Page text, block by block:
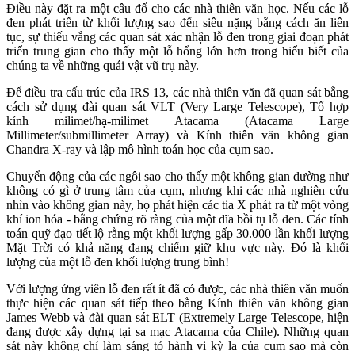
Điều này đặt ra một câu đố cho các nhà thiên văn học. Nếu các lỗ
đen phát triển từ khối lượng sao đến siêu nặng bằng cách ăn liên
tục, sự thiếu vắng các quan sát xác nhận lỗ đen trong giai đoạn phát
triển trung gian cho thấy một lỗ hổng lớn hơn trong hiểu biết của
chúng ta về những quái vật vũ trụ này.
Để điều tra cấu trúc của IRS 13, các nhà thiên văn đã quan sát bằng
cách sử dụng đài quan sát VLT (Very Large Telescope), Tổ hợp
kính milimet/hạ-milimet Atacama (Atacama Large
Millimeter/submillimeter Array) và Kính thiên văn không gian
Chandra X-ray và lập mô hình toán học của cụm sao.
Chuyển động của các ngôi sao cho thấy một không gian dường như
không có gì ở trung tâm của cụm, nhưng khi các nhà nghiên cứu
nhìn vào không gian này, họ phát hiện các tia X phát ra từ một vòng
khí ion hóa - bằng chứng rõ ràng của một đĩa bồi tụ lỗ đen. Các tính
toán quỹ đạo tiết lộ rằng một khối lượng gấp 30.000 lần khối lượng
Mặt Trời có khả năng đang chiếm giữ khu vực này. Đó là khối
lượng của một lỗ đen khối lượng trung bình!
Với lượng ứng viên lỗ đen rất ít đã có được, các nhà thiên văn muốn
thực hiện các quan sát tiếp theo bằng Kính thiên văn không gian
James Webb và đài quan sát ELT (Extremely Large Telescope, hiện
đang được xây dựng tại sa mạc Atacama của Chile). Những quan
sát này không chỉ làm sáng tỏ hành vi kỳ lạ của cụm sao mà còn